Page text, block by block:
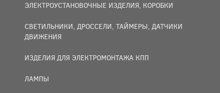
ЭЛЕКТРОУСТАНОВОЧНЫЕ ИЗДЕЛИЯ, КОРОБКИ
СВЕТИЛЬНИКИ, ДРОССЕЛИ, ТАЙМЕРЫ, ДАТЧИКИ
ДВИЖЕНИЯ
ИЗДЕЛИЯ ДЛЯ ЭЛЕКТРОМОНТАЖА КПП
ЛАМПЫ